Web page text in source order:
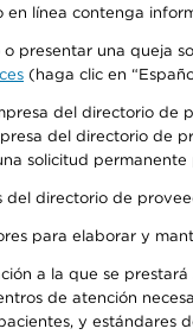
línea contenga
presentar una queja
(haga clic en
del directorio de
del directorio de
solicitud
directorio de
para elaborar y
a la que se prestará
de atención
y estándares